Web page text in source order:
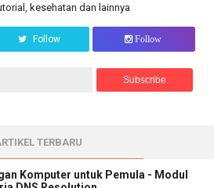
kesehatan dan lainnya
Follow Follow
TERBARU
Komputer untuk Pemula - Modul